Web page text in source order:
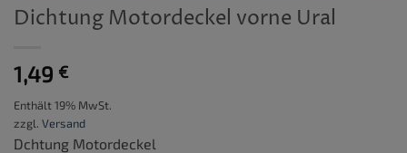
Dichtung Motordeckel vorne Ural
1,49 €
Enthält 19% MwSt.
zzgl. Versand
Dchtung Motordeckel